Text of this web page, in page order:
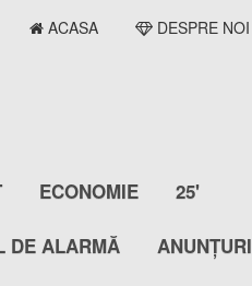
ACASA DESPRE NOI
ECONOMIE 25'
DE ALARMĂ ANUNȚURI